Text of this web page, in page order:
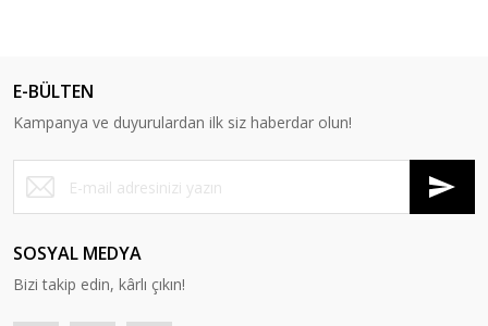
E-BÜLTEN
Kampanya ve duyurulardan ilk siz haberdar olun!
SOSYAL MEDYA
Bizi takip edin, kârlı çıkın!